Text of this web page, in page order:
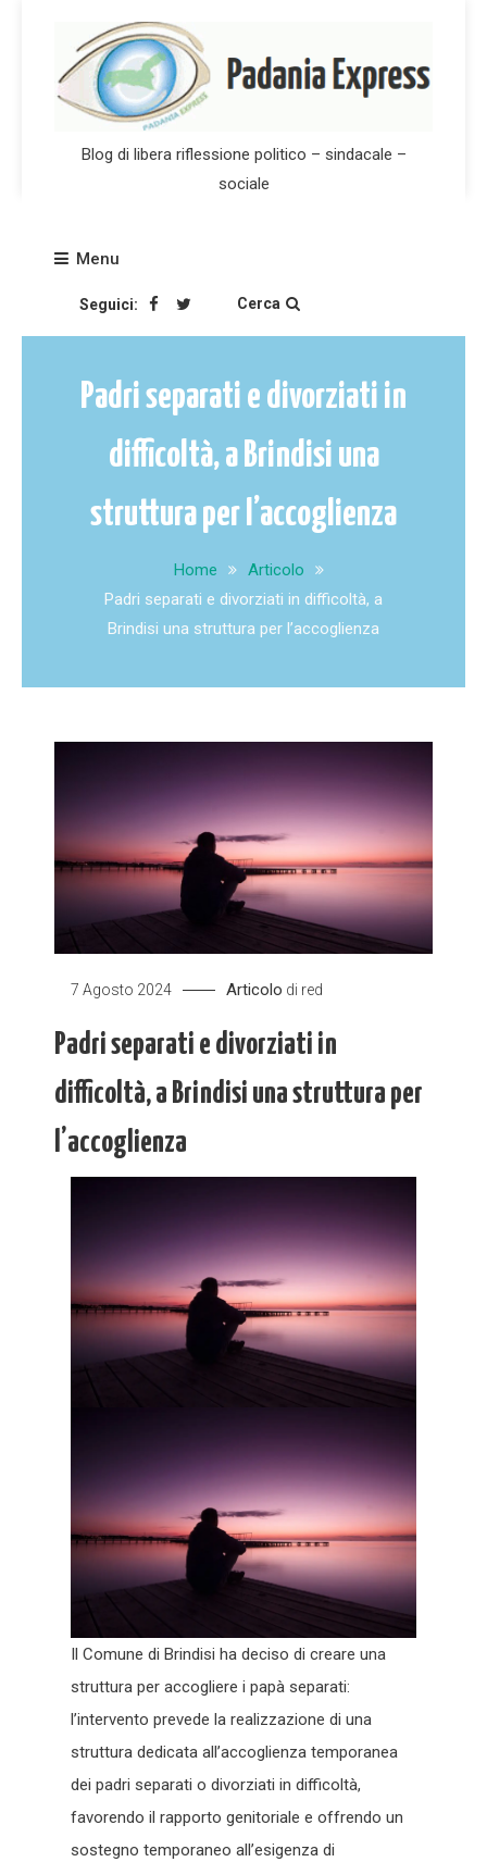
Blog di libera riflessione politico – sindacale –
sociale
Menu
Seguici: Cerca
Padri separati e divorziati in
difficoltà, a Brindisi una
struttura per l’accoglienza
Home
Articolo
Padri separati e divorziati in difficoltà, a
Brindisi una struttura per l’accoglienza
7 Agosto 2024 Articolo di red
Padri separati e divorziati in
difficoltà, a Brindisi una struttura per
l’accoglienza
Il Comune di Brindisi ha deciso di creare una
struttura per accogliere i papà separati:
l’intervento prevede la realizzazione di una
struttura dedicata all’accoglienza temporanea
dei padri separati o divorziati in difficoltà,
favorendo il rapporto genitoriale e offrendo un
sostegno temporaneo all’esigenza di